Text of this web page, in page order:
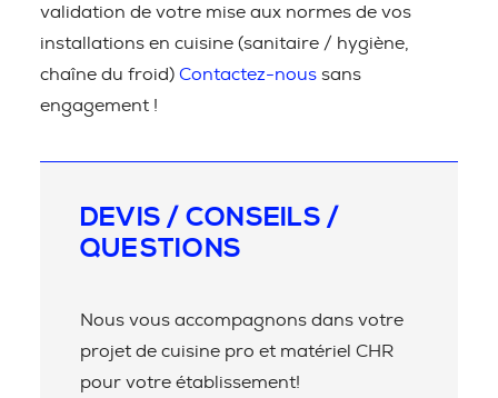
validation de votre mise aux normes de vos
installations en cuisine (sanitaire / hygiène,
chaîne du froid) Contactez-nous sans
engagement !
DEVIS / CONSEILS /
QUESTIONS
Nous vous accompagnons dans votre
projet de cuisine pro et matériel CHR
pour votre établissement!